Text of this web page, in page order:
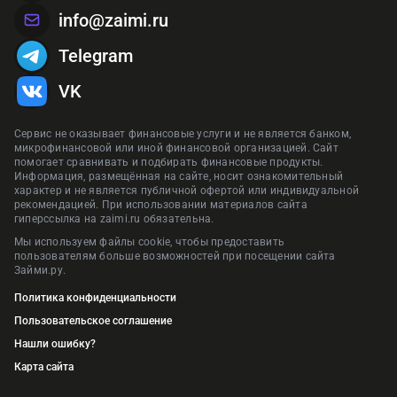
Сервис не оказывает финансовые услуги и не является банком,
микрофинансовой или иной финансовой организацией. Сайт
помогает сравнивать и подбирать финансовые продукты.
Информация, размещённая на сайте, носит ознакомительный
характер и не является публичной офертой или индивидуальной
рекомендацией. При использовании материалов сайта
гиперссылка на zaimi.ru обязательна.
Мы используем файлы cookie, чтобы предоставить
пользователям больше возможностей при посещении сайта
Займи.ру.
Политика конфиденциальности
Пользовательское соглашение
Нашли ошибку?
Карта сайта
info@zaimi.ru
Telegram
VK